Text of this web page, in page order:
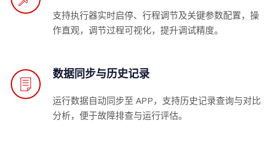
支持执行器实时启停、行程调节及关键参数配置，操
作直观，调节过程可视化，提升调试精度。
数据同步与历史记录
运行数据自动同步至 APP，支持历史记录查询与对比
分析，便于故障排查与运行评估。